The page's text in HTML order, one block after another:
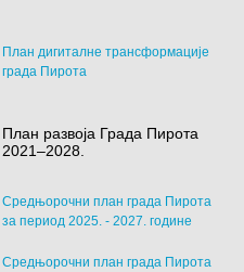
План дигиталне трансформације
града Пирота
План развоја Града Пирота
2021–2028.
Средњорочни план града Пирота
за период 2025. - 2027. године
Средњорочни план града Пирота